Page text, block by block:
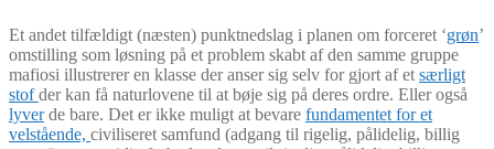
Et andet tilfældigt (næsten) punktnedslag i planen om forceret ‘grøn’
omstilling som løsning på et problem skabt af den samme gruppe
mafiosi illustrerer en klasse der anser sig selv for gjort af et særligt
stofder kan få naturlovene til at bøje sig på deres ordre. Eller også
lyverde bare. Det er ikke muligt at bevare fundamentet for et
velstående, civiliseret samfund (adgang til rigelig, pålidelig, billig